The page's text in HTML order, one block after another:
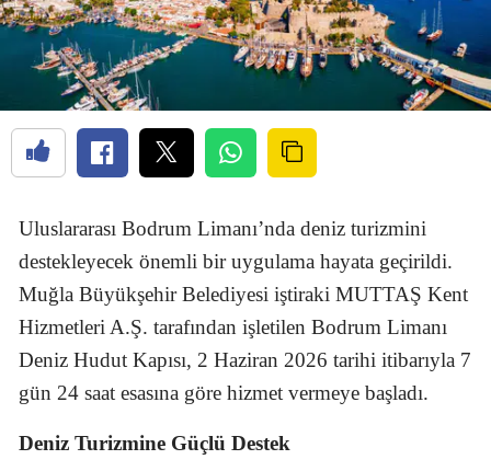
Uluslararası Bodrum Limanı’nda deniz turizmini
destekleyecek önemli bir uygulama hayata geçirildi.
Muğla Büyükşehir Belediyesi iştiraki MUTTAŞ Kent
Hizmetleri A.Ş. tarafından işletilen Bodrum Limanı
Deniz Hudut Kapısı, 2 Haziran 2026 tarihi itibarıyla 7
gün 24 saat esasına göre hizmet vermeye başladı.
Deniz Turizmine Güçlü Destek